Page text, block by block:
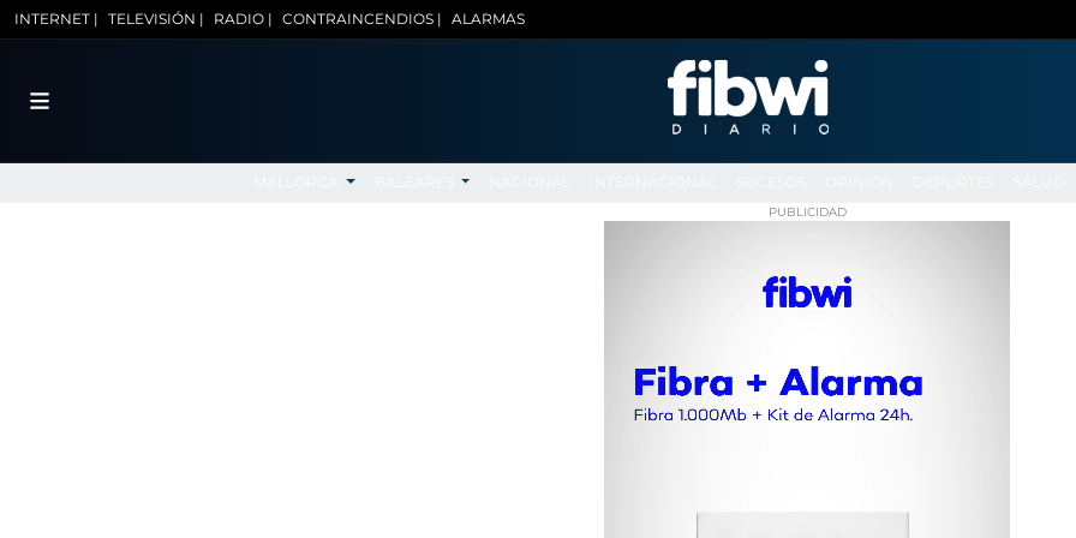
INTERNET | TELEVISIÓN | RADIO | CONTRAINCENDIOS | ALARMAS